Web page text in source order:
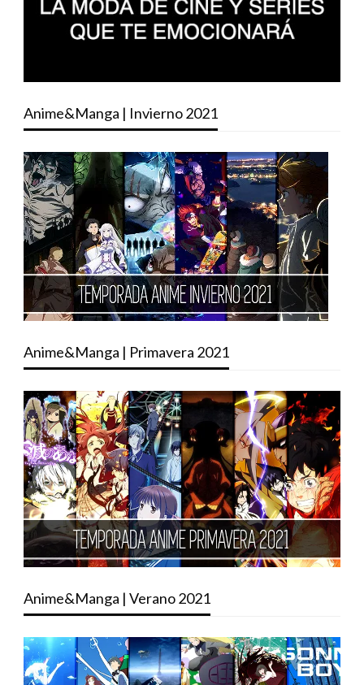
Anime&Manga | Invierno 2021
Anime&Manga | Primavera 2021
Anime&Manga | Verano 2021